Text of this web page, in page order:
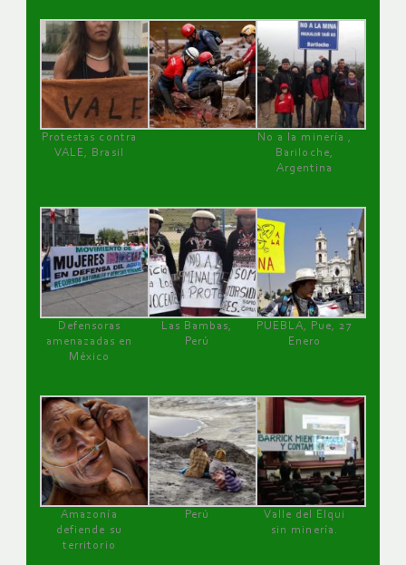
Protestas contra
VALE, Brasil
No a la minería ,
Bariloche,
Argentina
Defensoras
amenazadas en
México
Las Bambas,
Perú
PUEBLA, Pue, 27
Enero
Amazonía
defiende su
territorio
Perú
Valle del Elqui
sin minería.